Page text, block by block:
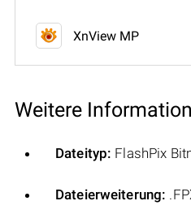
XnView MP
Weitere
Dateityp: FlashPix
Dateierweiterung: